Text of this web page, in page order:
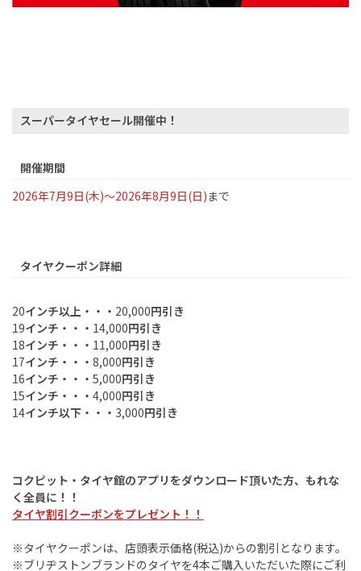
スーパータイヤセール開催中！
開催期間
2026年7月9日(木)～2026年8月9日(日)まで
タイヤクーポン詳細
20インチ以上・・・ 20,000円引き
19インチ・・・ 14,000円引き
18インチ・・・ 11,000円引き
17インチ・・・ 8,000円引き
16インチ・・・ 5,000円引き
15インチ・・・ 4,000円引き
14インチ以下・・・ 3,000円引き
コクピット・タイヤ館のアプリをダウンロード頂いた方、もれな
く全員に！！
タイヤ割引クーポンをプレゼント！！
※タイヤクーポンは、店頭表示価格(税込)からの割引となります。
※ブリヂストンブランドのタイヤを4本ご購入いただいた際にご利